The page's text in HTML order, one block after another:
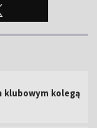
klubowym kolegą